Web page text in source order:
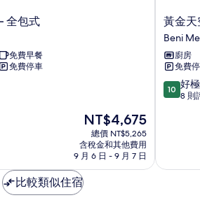
全包式
免費早餐
免費停車
現
在
價
格
為
NT$4,675
NT$4,675
總價 NT$5,265
含稅金和其他費用
9 月 6 日 - 9 月 7 日
黃
金
天
空
家
園
公
黃金天
Beni
廚房
免費
10.0
分，
極
10 好
8 則
比較類似住宿